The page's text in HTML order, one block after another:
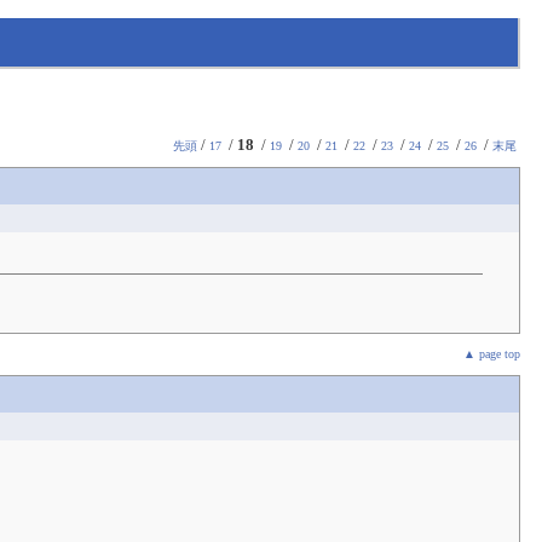
先頭 / 17 / 18 / 19 / 20 / 21 / 22 / 23 / 24 / 25 / 26 / 末尾
▲ page top